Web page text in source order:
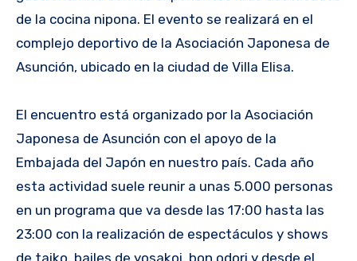
de la cocina nipona. El evento se realizará en el
complejo deportivo de la Asociación Japonesa de
Asunción, ubicado en la ciudad de Villa Elisa.
El encuentro está organizado por la Asociación
Japonesa de Asunción con el apoyo de la
Embajada del Japón en nuestro país. Cada año
esta actividad suele reunir a unas 5.000 personas
en un programa que va desde las 17:00 hasta las
23:00 con la realización de espectáculos y shows